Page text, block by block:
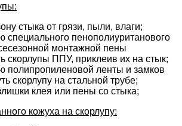
стыка от грязи, пыли, влаги;
пенополиуританового
монтажной пены
скорлупы ППУ, приклеив их на стык;
полипропиленовой ленты и замков
скорлупу на стальной трубе;
клея или пены со стыка;
кожуха на скорлупу: